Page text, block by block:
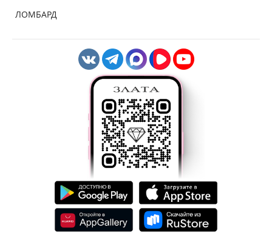
ЛОМБАРД